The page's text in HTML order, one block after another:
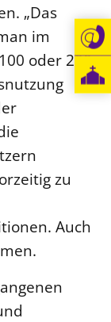
„Das
im
oder 200
zu
Auch